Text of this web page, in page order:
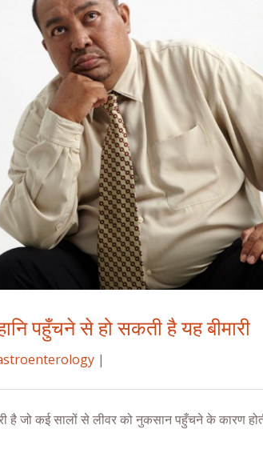
पहुँचने से हो सकती है यह बीमारी
|
है जो कई सालों से लीवर को नुकसान पहुँचने के कारण